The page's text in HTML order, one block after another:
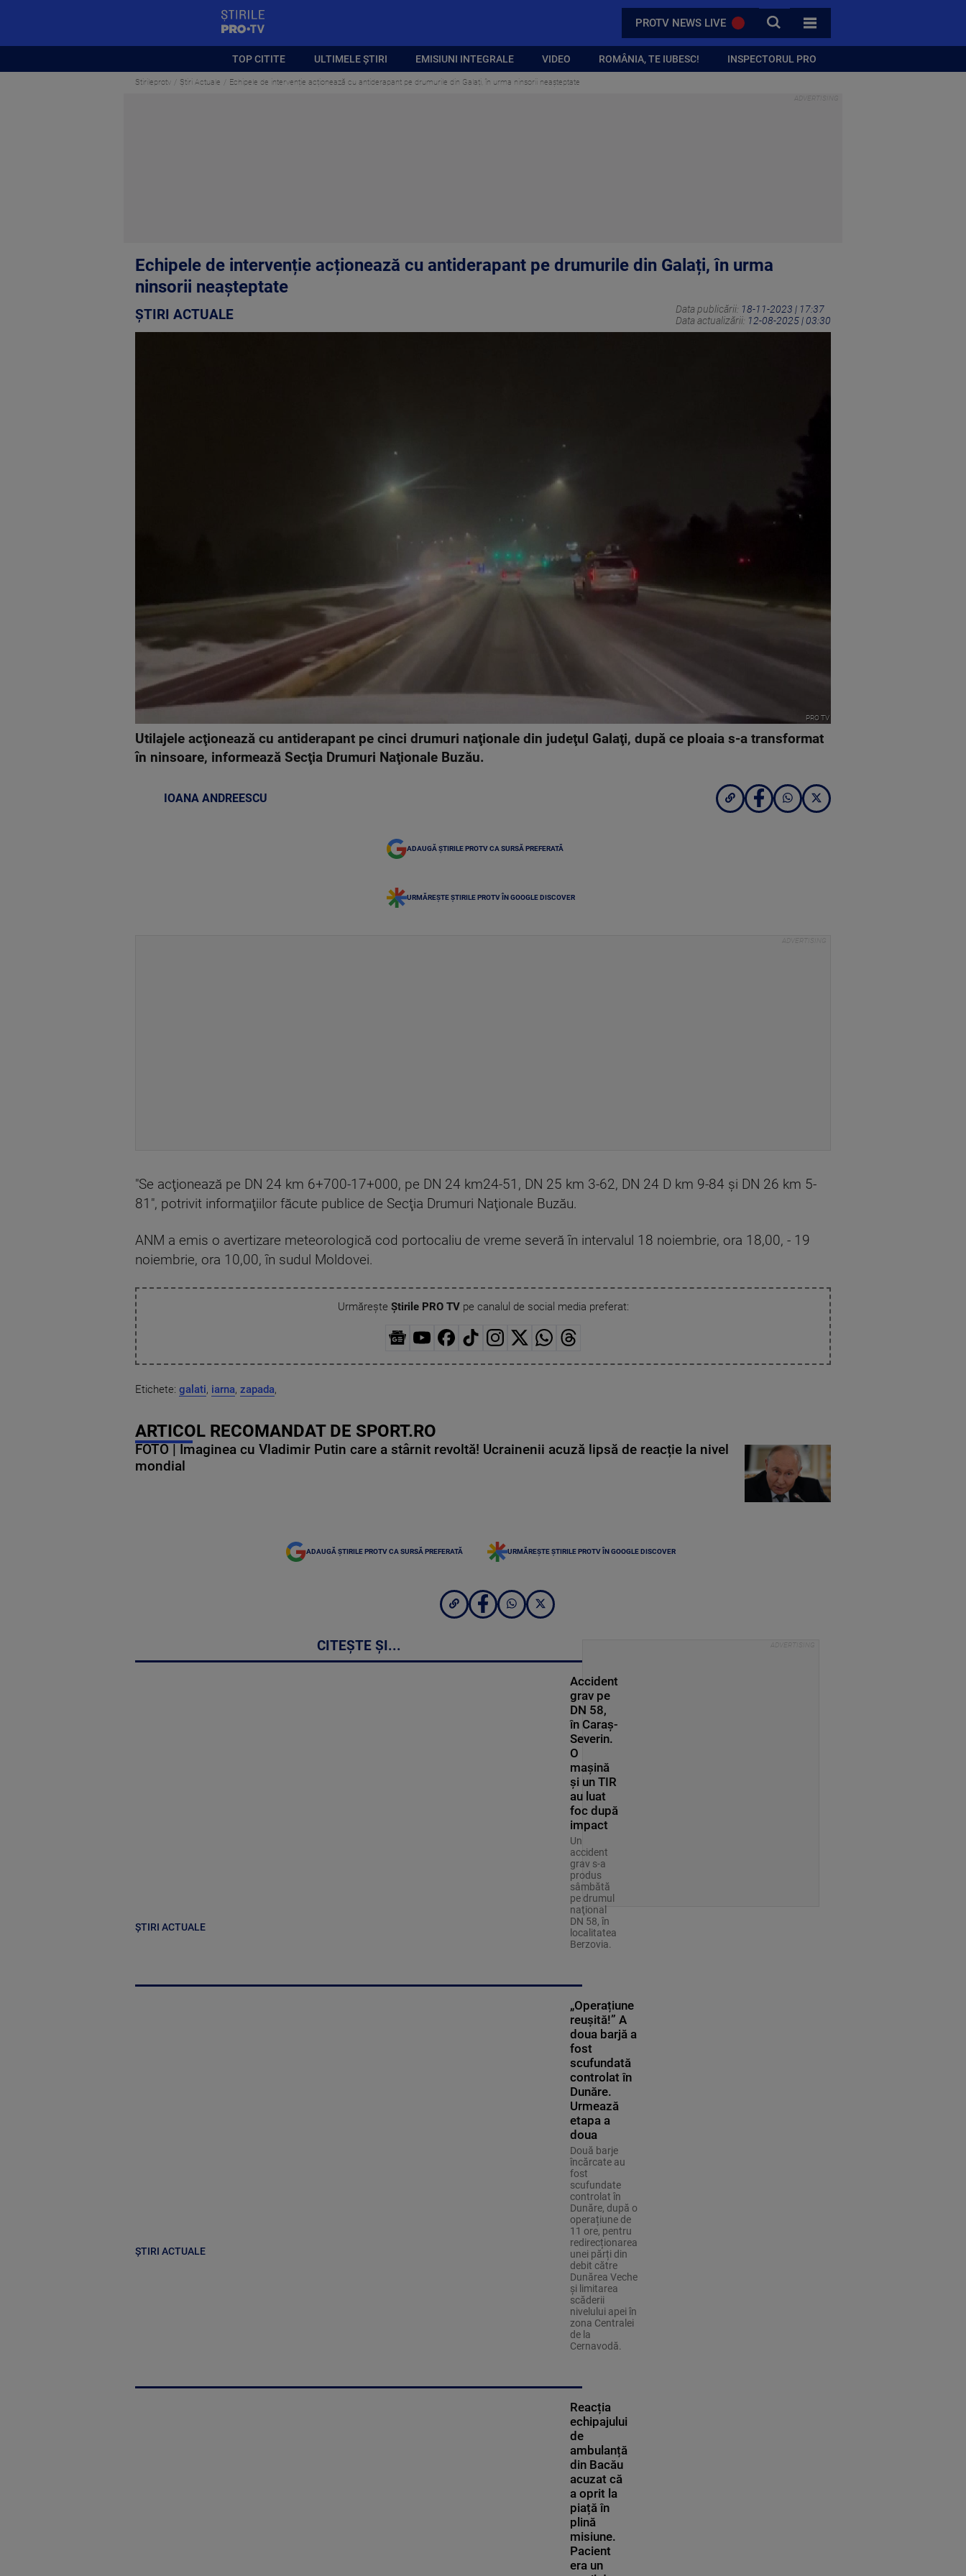
PROTV NEWS LIVE CAUTA
TOATE CATEGORIILE
TOP CITITE ULTIMELE ȘTIRI EMISIUNI INTEGRALE VIDEO ROMÂNIA, TE IUBESC! INSPECTORUL PRO
Stirileprotv Știri Actuale Echipele de intervenție acționează cu antiderapant pe drumurile din Galați, în urma ninsorii neașteptate
Echipele de intervenție acționează cu antiderapant pe drumurile din Galați, în urma
ninsorii neașteptate
ȘTIRI ACTUALE Data publicării: 18-11-2023 | 17:37
Data actualizării: 12-08-2025 | 03:30
PRO TV
Utilajele acţionează cu antiderapant pe cinci drumuri naţionale din judeţul Galaţi, după ce ploaia s-a transformat
în ninsoare, informează Secţia Drumuri Naţionale Buzău.
IOANA ANDREESCU
ADAUGĂ ȘTIRILE PROTV CA SURSĂ PREFERATĂ
URMĂREȘTE ȘTIRILE PROTV ÎN GOOGLE DISCOVER
"Se acţionează pe DN 24 km 6+700-17+000, pe DN 24 km24-51, DN 25 km 3-62, DN 24 D km 9-84 şi DN 26 km 5-
81", potrivit informaţiilor făcute publice de Secţia Drumuri Naţionale Buzău.
ANM a emis o avertizare meteorologică cod portocaliu de vreme severă în intervalul 18 noiembrie, ora 18,00, - 19
noiembrie, ora 10,00, în sudul Moldovei.
Urmărește Știrile PRO TVpe canalul de social media preferat:
Etichete: galati, iarna, zapada,
ARTICOL RECOMANDAT DE SPORT.RO
FOTO | Imaginea cu Vladimir Putin care a stârnit revoltă! Ucrainenii acuză lipsă de reacție la nivel
mondial
ADAUGĂ ȘTIRILE PROTV CA SURSĂ PREFERATĂ URMĂREȘTE ȘTIRILE PROTV ÎN GOOGLE DISCOVER
CITEȘTE ȘI...
ȘTIRI ACTUALE
Accident
grav pe
DN 58,
în Caraș-
Severin.
O
mașină
și un TIR
au luat
foc după
impact
Un
accident
grav s-a
produs
sâmbătă
pe drumul
naţional
DN 58, în
localitatea
Berzovia.
ȘTIRI ACTUALE
„Operațiune
reușită!” A
doua barjă a
fost
scufundată
controlat în
Dunăre.
Urmează
etapa a
doua
Două barje
încărcate au
fost
scufundate
controlat în
Dunăre, după o
operațiune de
11 ore, pentru
redirecționarea
unei părți din
debit către
Dunărea Veche
și limitarea
scăderii
nivelului apei în
zona Centralei
de la
Cernavodă.
Reacția
echipajului
de
ambulanță
din Bacău
acuzat că
a oprit la
piață în
plină
misiune.
Pacient
era un